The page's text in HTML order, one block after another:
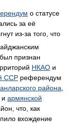
о статусе
за её
из-за того, что
признан
НКАО и
ССР референдум
района
и армянской
что, как
вхождение